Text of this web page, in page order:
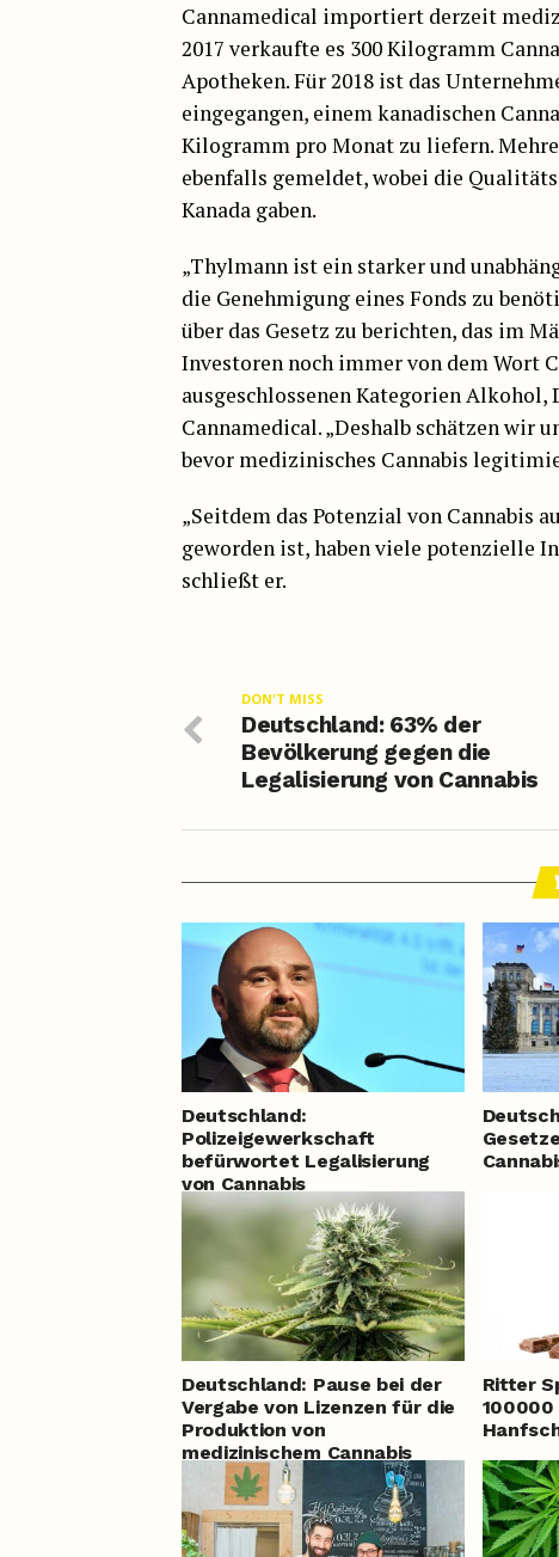
Cannamedical importiert derzeit
2017 verkaufte es 300 Kilogramm
Apotheken. Für 2018 ist das
eingegangen, einem kanadischen
Kilogramm pro Monat zu liefern.
ebenfalls gemeldet, wobei die
Kanada gaben.
„Thylmann ist ein starker und
die Genehmigung eines Fonds zu
über das Gesetz zu berichten, das im
Investoren noch immer von dem Wort
ausgeschlossenen Kategorien Alkohol,
Cannamedical. „Deshalb schätzen wir
bevor medizinisches Cannabis
„Seitdem das Potenzial von Cannabis
geworden ist, haben viele potenzielle
schließt er.
DON'T MISS
Deutschland: 63% der
Bevölkerung gegen die
Legalisierung von Cannabis
Deutschland:
Polizeigewerkschaft
befürwortet Legalisierung
von Cannabis
Deutschland: Pause bei der
Vergabe von Lizenzen für die
Produktion von
medizinischem Cannabis
Ritter
100000